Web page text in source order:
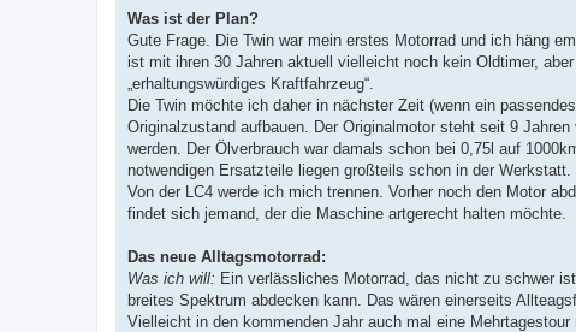
Was ist der Plan?
Gute Frage. Die Twin war mein erstes Motorrad und ich häng
ist mit ihren 30 Jahren aktuell vielleicht noch kein Oldtimer,
„erhaltungswürdiges Kraftfahrzeug“.
Die Twin möchte ich daher in nächster Zeit (wenn ein
Originalzustand aufbauen. Der Originalmotor steht seit 9
werden. Der Ölverbrauch war damals schon bei 0,75l auf
notwendigen Ersatzteile liegen großteils schon in der Werkstatt.
Von der LC4 werde ich mich trennen. Vorher noch den Motor
findet sich jemand, der die Maschine artgerecht halten möchte.
Das neue Alltagsmotorrad:
Was ich will: Ein verlässliches Motorrad, das nicht zu schwer
breites Spektrum abdecken kann. Das wären einerseits
Vielleicht in den kommenden Jahr auch mal eine